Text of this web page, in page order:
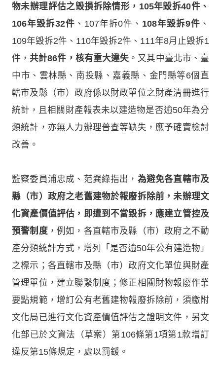
物未辦理評估之毀損拆除情形，105年毀拆40件、
106年毀拆32件 、107年拆0件、 108年毀拆9件 、
109年毀拆2件、110年毀拆2件、111年8月止毀拆1
件，共計86件，核有重大違失 。又其中臺北市、臺
中市、雲林縣、南投縣、嘉義縣、金門縣等6個直
轄市及縣（市）政府係以財政單位之財產清冊進行
統計，且相關財產報表未以建造物是否逾50年為分
類統計，亦無人力辦理普查等缺失，應予確實檢討
改善。
監察委員浦忠成、范巽綠指出， 為避免各直轄市及
縣（市）政府之老舊建物於報廢拆除前，未辦理文
化資產價值評估，即遭到不當毀拆，應建立管控及
預警制度，例如，各直轄市及縣（市）政府之不動
產分類統計方式，增列「是否逾50年公有建造物」
之標示；各直轄市及縣（市）政府文化單位與財產
管理單位，建立聯繫制度；修正相關財物報廢作業
要點規範，增訂公有老舊建物報廢拆除前，須繳附
文化局已進行文化資產價值評估之證明文件，另文
化部已於文資法（草案）第106條第1項第1款增訂
違反第15條規定，處以罰鍰。